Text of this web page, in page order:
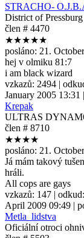
STRACHO-
District of Pressburg
člen # 4470
★★★★★
posláno: 21.
hej v olmiku 81:7
i am black wizard
vzkazů: 2494 |
January 2005 13:31
Krepak
ULTRAS
člen # 8710
★★★★
posláno: 21.
Já mám takový
hráli.
All cops are gays
vzkazů: 147 | odkud:
April 2009 09:49 |
Metla_lidstva
Oficiální otroci